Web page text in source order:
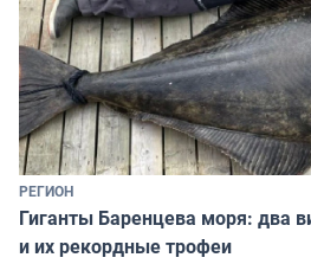
РЕГИОН
Гиганты Баренцева моря: два
и их рекордные трофеи